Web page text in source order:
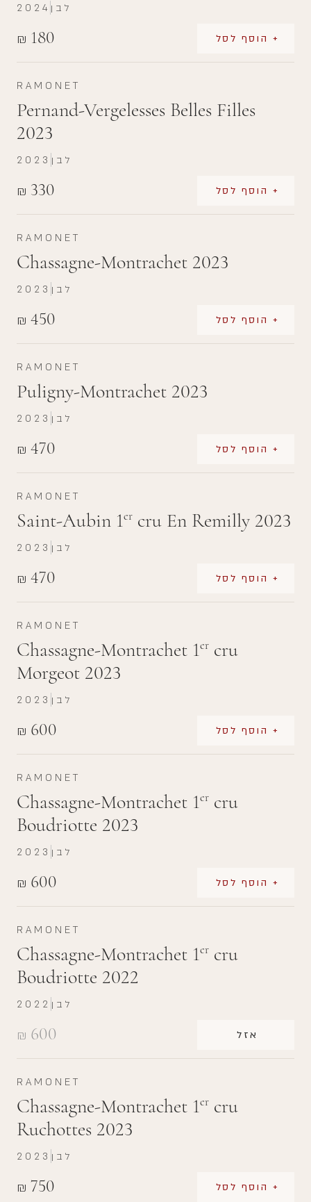
₪ 180 + הוסף לסל
2024 לבן
RAMONET
Pernand-Vergelesses Belles Filles
2023
₪ 330 + הוסף לסל
2023 לבן
RAMONET
Chassagne-Montrachet 2023
₪ 450 + הוסף לסל
2023 לבן
RAMONET
Puligny-Montrachet 2023
₪ 470 + הוסף לסל
2023 לבן
RAMONET
Saint-Aubin 1er cru En Remilly 2023
₪ 470 + הוסף לסל
2023 לבן
RAMONET
Chassagne-Montrachet 1er cru
Morgeot 2023
₪ 600 + הוסף לסל
2023 לבן
RAMONET
Chassagne-Montrachet 1er cru
Boudriotte 2023
₪ 600 + הוסף לסל
2023 לבן
RAMONET
Chassagne-Montrachet 1er cru
Boudriotte 2022
₪ 600 אזל
2022 לבן
RAMONET
Chassagne-Montrachet 1er cru
Ruchottes 2023
₪ 750 + הוסף לסל
2023 לבן